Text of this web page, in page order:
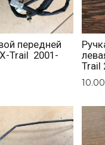
передней
Trail 2001-
Trail